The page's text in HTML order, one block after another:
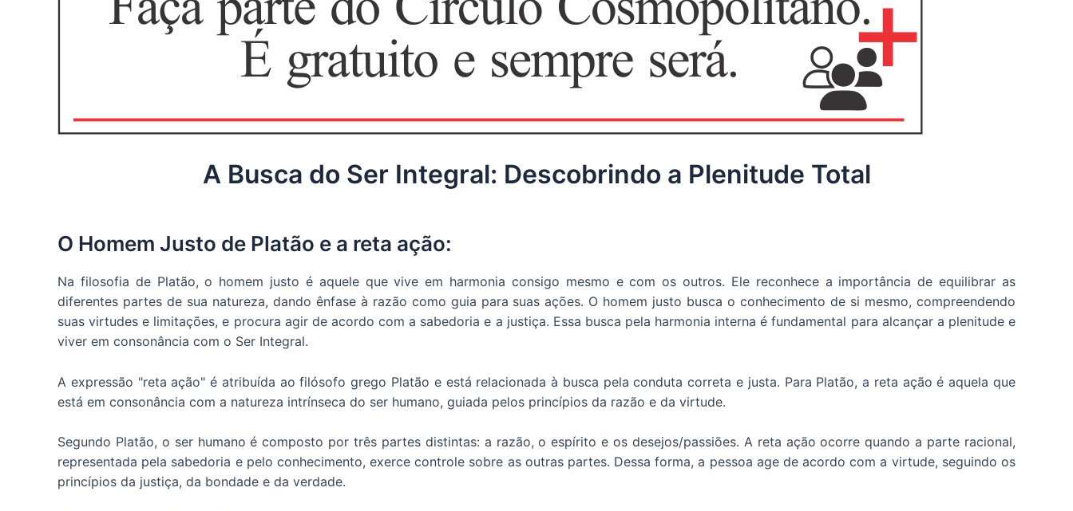
A Busca do Ser Integral: Descobrindo a Plenitude Total
O Homem Justo de Platão e a reta ação:
Na filosofia de Platão, o homem justo é aquele que vive em harmonia consigo mesmo e com os outros. Ele reconhece a importância de equilibrar as
diferentes partes de sua natureza, dando ênfase à razão como guia para suas ações. O homem justo busca o conhecimento de si mesmo, compreendendo
suas virtudes e limitações, e procura agir de acordo com a sabedoria e a justiça. Essa busca pela harmonia interna é fundamental para alcançar a plenitude e
viver em consonância com o Ser Integral.
A expressão "reta ação" é atribuída ao filósofo grego Platão e está relacionada à busca pela conduta correta e justa. Para Platão, a reta ação é aquela que
está em consonância com a natureza intrínseca do ser humano, guiada pelos princípios da razão e da virtude.
Segundo Platão, o ser humano é composto por três partes distintas: a razão, o espírito e os desejos/passiões. A reta ação ocorre quando a parte racional,
representada pela sabedoria e pelo conhecimento, exerce controle sobre as outras partes. Dessa forma, a pessoa age de acordo com a virtude, seguindo os
princípios da justiça, da bondade e da verdade.